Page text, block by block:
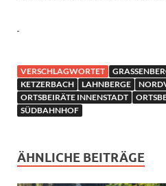
VERSCHLAGWORTET
KETZERBACH
LAHNBERGE
ORTSBEIRÄTE INNENSTADT
SÜDBAHNHOF
ÄHNLICHE BEITRÄGE